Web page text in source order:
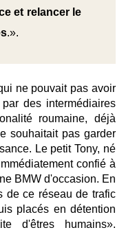
et relancer le
.».
ne pouvait pas avoir
des intermédiaires
roumaine, déjà
souhaitait pas garder
Le petit Tony, né
confié à
BMW d'occasion. En
de ce réseau de trafic
placés en détention
d'êtres humains».